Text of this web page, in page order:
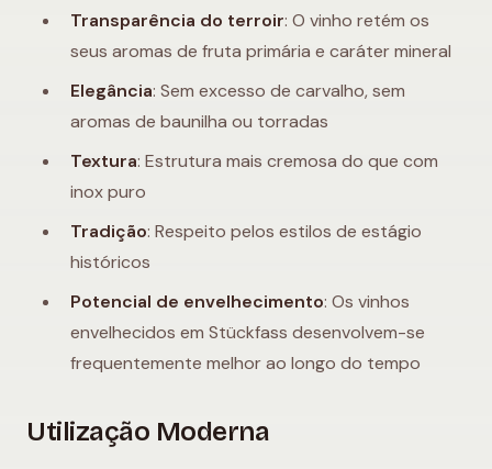
Transparência do terroir: O vinho retém os
seus aromas de fruta primária e caráter mineral
Elegância: Sem excesso de carvalho, sem
aromas de baunilha ou torradas
Textura: Estrutura mais cremosa do que com
inox puro
Tradição: Respeito pelos estilos de estágio
históricos
Potencial de envelhecimento: Os vinhos
envelhecidos em Stückfass desenvolvem-se
frequentemente melhor ao longo do tempo
Utilização Moderna